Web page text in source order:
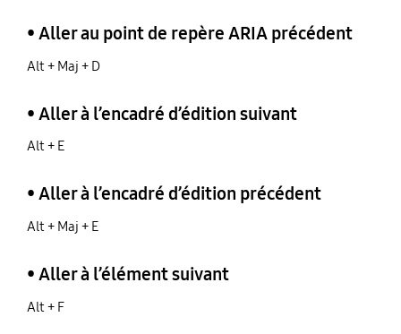
• Aller au point de repère ARIA précédent
Alt + Maj + D
• Aller à l’encadré d’édition suivant
Alt + E
• Aller à l’encadré d’édition précédent
Alt + Maj + E
• Aller à l’élément suivant
Alt + F